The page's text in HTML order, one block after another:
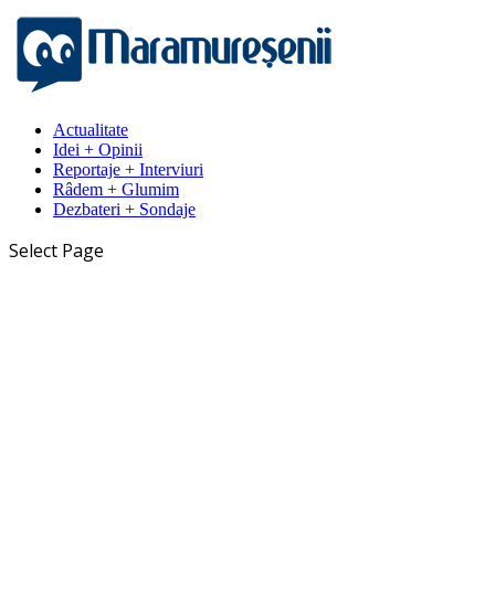
Actualitate
Idei + Opinii
Reportaje + Interviuri
Râdem + Glumim
Dezbateri + Sondaje
Select Page